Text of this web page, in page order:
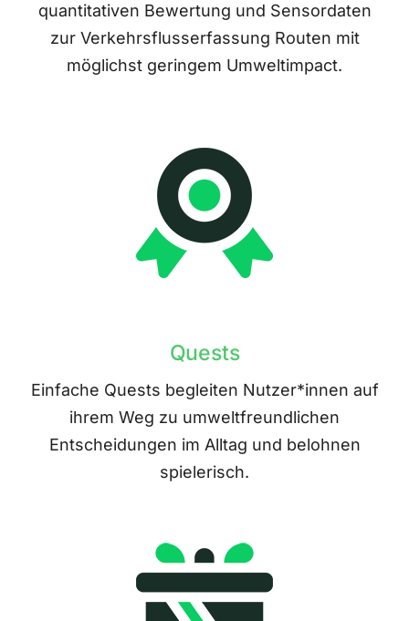
quantitativen Bewertung und Sensordaten
zur Verkehrsflusserfassung Routen mit
möglichst geringem Umweltimpact.
Quests
Einfache Quests begleiten Nutzer*innen auf
ihrem Weg zu umweltfreundlichen
Entscheidungen im Alltag und belohnen
spielerisch.